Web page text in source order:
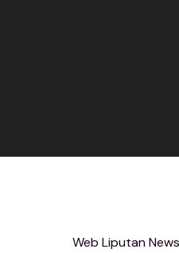
Web Liputan